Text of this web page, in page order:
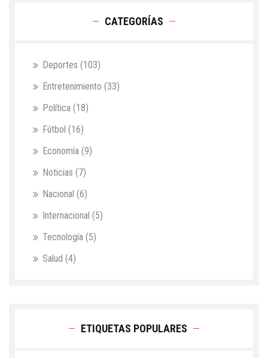
CATEGORÍAS
Deportes (103)
Entretenimiento (33)
Política (18)
Fútbol (16)
Economía (9)
Noticias (7)
Nacional (6)
Internacional (5)
Tecnología (5)
Salud (4)
ETIQUETAS POPULARES